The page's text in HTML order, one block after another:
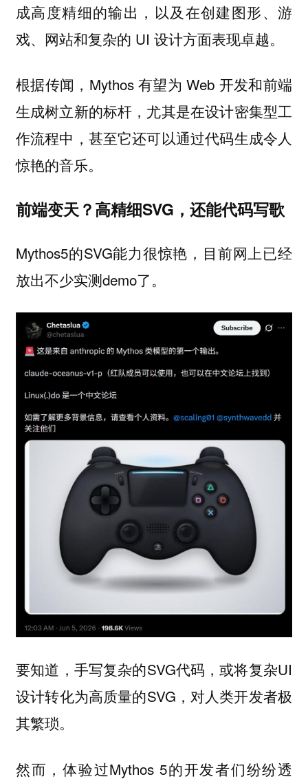
成高度精细的输出，以及在创建图形、游
戏、网站和复杂的 UI 设计方面表现卓越。
根据传闻，Mythos 有望为 Web 开发和前端
生成树立新的标杆，尤其是在设计密集型工
作流程中，甚至它还可以通过代码生成令人
惊艳的音乐。
前端变天？高精细SVG，还能代码写歌
Mythos5的SVG能力很惊艳，目前网上已经
放出不少实测demo了。
要知道，手写复杂的SVG代码，或将复杂UI
设计转化为高质量的SVG，对人类开发者极
其繁琐。
然而，体验过Mythos 5的开发者们纷纷透